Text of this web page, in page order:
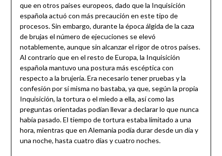
que en otros países europeos, dado que la Inquisición
española actuó con más precaución en este tipo de
procesos. Sin embargo, durante la época álgida de la caza
de brujas el número de ejecuciones se elevó
notablemente, aunque sin alcanzar el rigor de otros países.
Al contrario que en el resto de Europa, la Inquisición
española mantuvo una postura más escéptica con
respecto a la brujería. Era necesario tener pruebas y la
confesión por sí misma no bastaba, ya que, según la propia
Inquisición, la tortura o el miedo a ella, así como las
preguntas orientadas podían llevar a declarar lo que nunca
había pasado. El tiempo de tortura estaba limitado a una
hora, mientras que en Alemania podía durar desde un día y
una noche, hasta cuatro días y cuatro noches.